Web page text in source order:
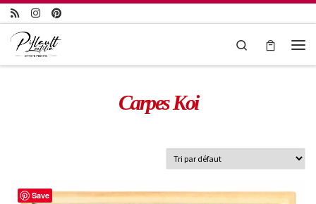
Passer au contenu
Search
Carpes Koi
Save